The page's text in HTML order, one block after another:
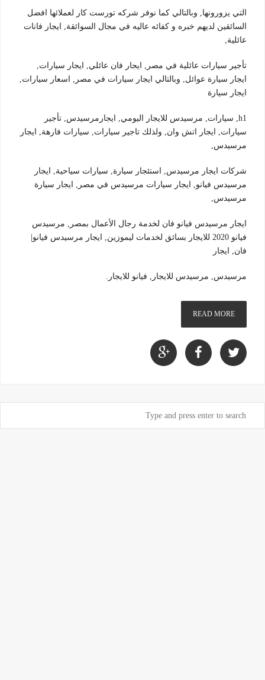
التي يزورونها, وبالتالي كما نوفر شركه تورست كار لعملائها افضل
السائقين لديهم خبره و كفائه عاليه في مجال السوائقة, ايجار فانات
عائلية,
تأجير سيارات عائلية في مصر, ايجار فان عائلي, ايجار سيارات,
ايجار سيارة عوائل, وبالتالي ايجار سيارات في مصر, اسعار سيارات,
ايجار سيارة
h1, سيارات, مرسيدس للايجار اليومي, ايجارمرسيدس, تأجير
سيارات, ايجار اتش وان, ولذلك تاجير سيارات, سيارات فارهة, ايجار
مرسيدس,
شركات ايجار مرسيدس, استئجار سيارة, سيارات سياحية, ايجار
مرسيدس فيانو, ايجار سيارات مرسيدس في مصر, ايجار سيارة
مرسيدس,
ايجار مرسيدس فيانو فان لخدمة رجال الأعمال بمصر, مرسيدس
فيانو 2020 للايجار بسائق لخدمات ليموزين, ايجار مرسيدس فيانو|
فان, ايجار
مرسيدس, مرسيدس للايجار, فيانو للايجار.
READ MORE